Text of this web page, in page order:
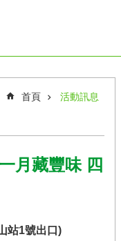
首頁 活動訊息
月藏豐味 四
站1號出口)